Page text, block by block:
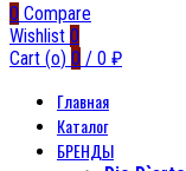
0 Compare
Wishlist 0
Cart (o) 0 / 0 ₽
Главная
Каталог
БРЕНДЫ